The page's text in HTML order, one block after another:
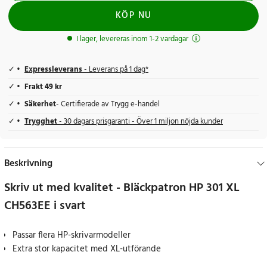
KÖP NU
I lager, levereras inom 1-2 vardagar
Expressleverans- Leverans på 1 dag*
Frakt 49 kr
Säkerhet- Certifierade av Trygg e-handel
Trygghet- 30 dagars prisgaranti - Över 1 miljon nöjda kunder
Beskrivning
Skriv ut med kvalitet - Bläckpatron HP 301 XL
CH563EE i svart
Passar flera HP-skrivarmodeller
Extra stor kapacitet med XL-utförande